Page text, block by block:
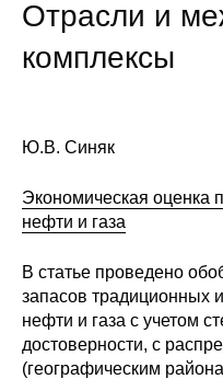
Отрасли и
комплексы
Ю.В. Синяк
Экономическая оценка
нефти и газа
В статье проведено
запасов традиционных
нефти и газа с учетом
достоверности, с
(географическим